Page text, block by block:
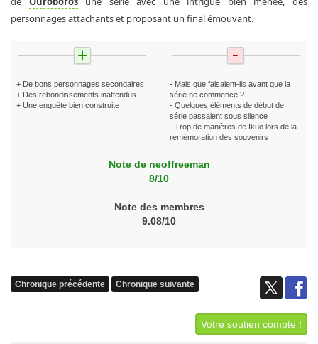
personnages attachants et proposant un final émouvant.
+ De bons personnages secondaires
+ Des rebondissements inattendus
+ Une enquête bien construite
- Mais que faisaient-ils avant que la
série ne commence ?
- Quelques éléments de début de
série passaient sous silence
- Trop de manières de Ikuo lors de la
remémoration des souvenirs
Note de neoffreeman
8/10
Note des membres
9.08/10
Chronique précédente Chronique suivante
Votre soutien compte !